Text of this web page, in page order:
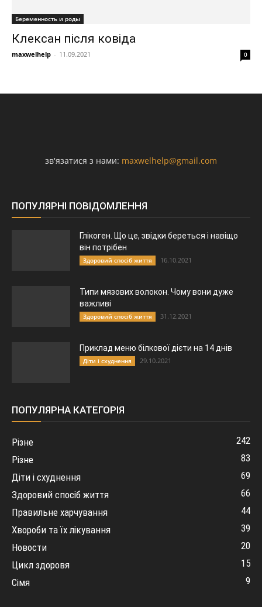
Беременность и роды
Клексан після ковіда
maxwelhelp - 11.09.2021 0
зв'язатися з нами: maxwelhelp@gmail.com
ПОПУЛЯРНІ ПОВІДОМЛЕННЯ
Глікоген. Що це, звідки береться і навіщо
він потрібен
Здоровий спосіб життя 16.10.2021
Типи мязових волокон. Чому вони дуже
важливі
Здоровий спосіб життя 31.12.2021
Приклад меню білкової дієти на 14 днів
Діти і схуднення 29.10.2021
ПОПУЛЯРНА КАТЕГОРІЯ
Різне
242
Різне
83
Діти і схуднення
69
Здоровий спосіб життя
66
Правильне харчування
44
Хвороби та їх лікування
39
Новости
20
Цикл здоровя
15
Сімя
9